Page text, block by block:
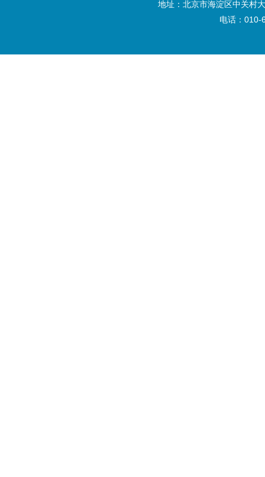
地址：北京市海淀区中关村
电话：